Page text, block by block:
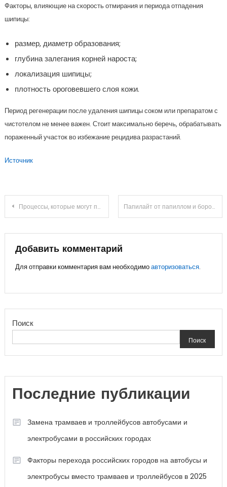
Факторы, влияющие на скорость отмирания и периода отпадения
шипицы:
размер, диаметр образования;
глубина залегания корней нароста;
локализация шипицы;
плотность ороговевшего слоя кожи.
Период регенерации после удаления шипицы соком или препаратом с
чистотелом не менее важен. Стоит максимально беречь, обрабатывать
пораженный участок во избежание рецидива разрастаний.
Источник
Навигация
по
записям
Процессы, которые могут привести к осложнению при фурункулах Папилайт от папиллом и бородавок: инструкция, состав, действия и аналоги
Добавить комментарий
Для отправки комментария вам необходимоавторизоваться.
Поиск
Поиск
Последние публикации
Замена трамваев и троллейбусов автобусами и
электробусами в российских городах
Факторы перехода российских городов на автобусы и
электробусы вместо трамваев и троллейбусов в 2025